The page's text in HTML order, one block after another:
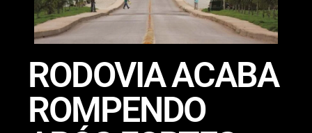
RODOVIA ACABA
ROMPENDO